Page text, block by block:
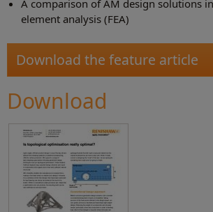
A comparison of AM design solutions
element analysis (FEA)
Download the feature article
Download